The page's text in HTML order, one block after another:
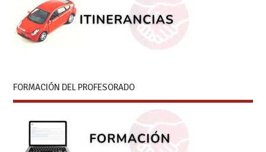
FORMACIÓN DEL PROFESORADO